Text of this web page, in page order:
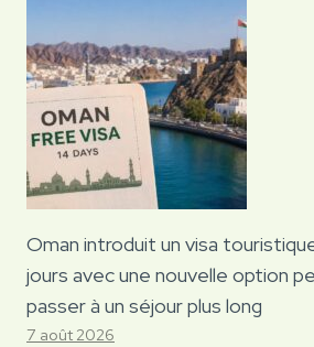
Oman introduit un visa
jours avec une nouvelle option
passer à un séjour plus long
7 août 2026